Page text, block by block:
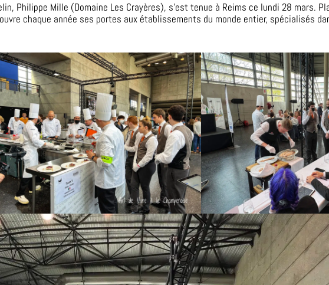
Philippe Mille (Domaine Les Crayères), s’est tenue à Reims ce lundi 28 mars.
chaque année ses portes aux établissements du monde entier, spécialisés